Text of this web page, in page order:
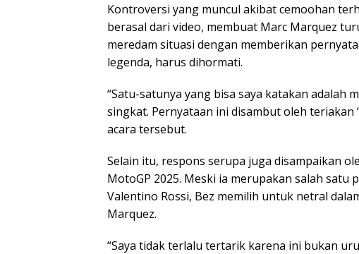
Kontroversi yang muncul akibat cemoohan
berasal dari video, membuat Marc Marquez
meredam situasi dengan memberikan
legenda, harus dihormati.
“Satu-satunya yang bisa saya katakan adalah
singkat. Pernyataan ini disambut oleh teriakan
acara tersebut.
Selain itu, respons serupa juga disampaikan
MotoGP 2025. Meski ia merupakan salah satu
Valentino Rossi, Bez memilih untuk netral
Marquez.
“Saya tidak terlalu tertarik karena ini bukan